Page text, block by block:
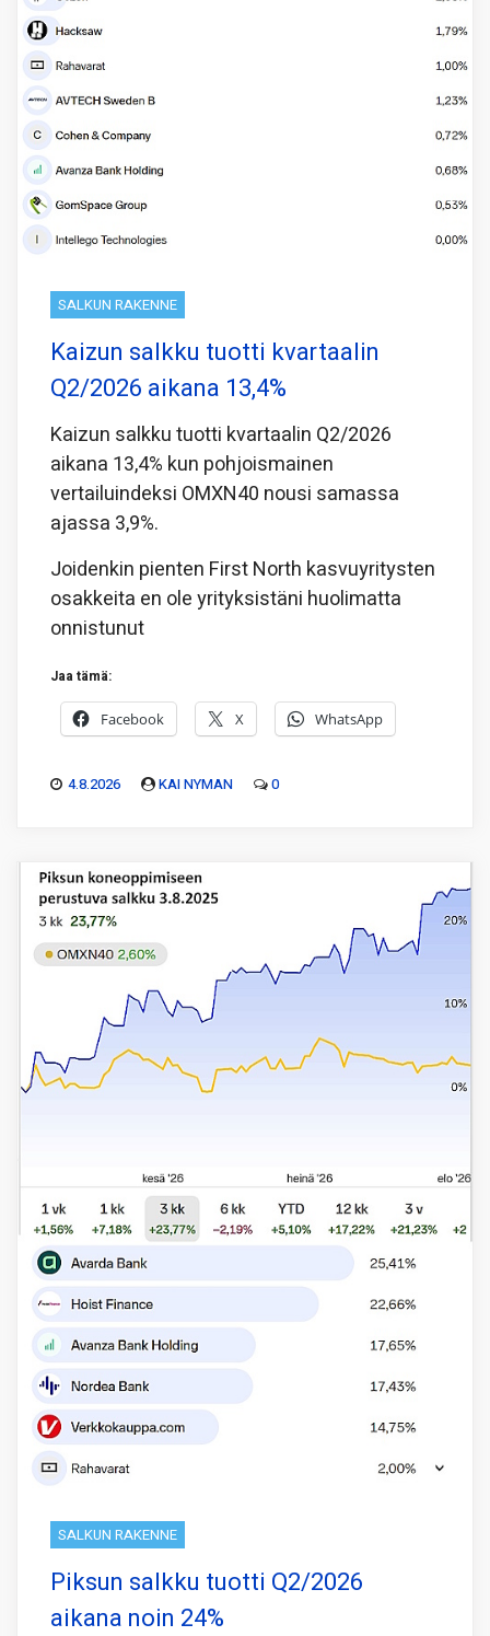
SALKUN RAKENNE
Kaizun salkku tuotti kvartaalin
Q2/2026 aikana 13,4%
Kaizun salkku tuotti kvartaalin Q2/2026
aikana 13,4% kun pohjoismainen
vertailuindeksi OMXN40 nousi samassa
ajassa 3,9%.
Joidenkin pienten First North kasvuyritysten
osakkeita en ole yrityksistäni huolimatta
onnistunut
Jaa tämä:
Facebook X WhatsApp
4.8.2026 KAI NYMAN 0
SALKUN RAKENNE
Piksun salkku tuotti Q2/2026
aikana noin 24%